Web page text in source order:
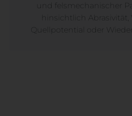
und felsmechanischer
hinsichtlich Abrasivität,
Quellpotential oder